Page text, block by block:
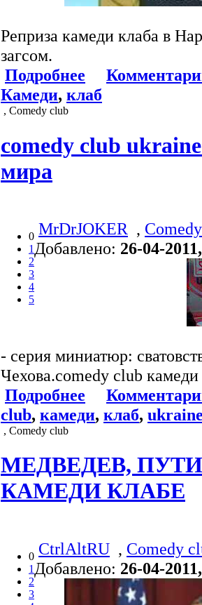
Реприза камеди клаба в
загсом.
Подробнее
Камеди, клаб
, Comedy club
comedy club ukraine
мира
0
1
2
3
4
5
MrDrJOKER ,
Добавлено: 26-04-
- серия миниатюр:
Чехова.comedy club
Подробнее
club, камеди, клаб,
, Comedy club
МЕДВЕДЕВ,
КАМЕДИ КЛАБЕ
0
1
2
3
CtrlAltRU , Comedy
Добавлено: 26-04-